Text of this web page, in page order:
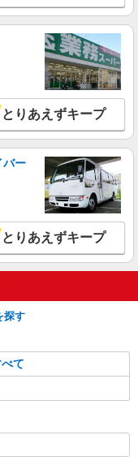
NEW
ィ店 東京都品川区大崎
詳細を見る
とりあえずキープ
バー
とりあえずキープ
探す
て